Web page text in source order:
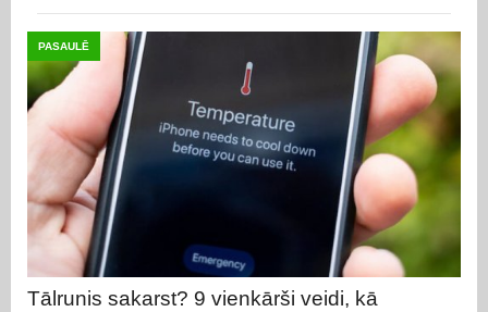
PASAULĒ
Tālrunis sakarst? 9 vienkārši veidi, kā